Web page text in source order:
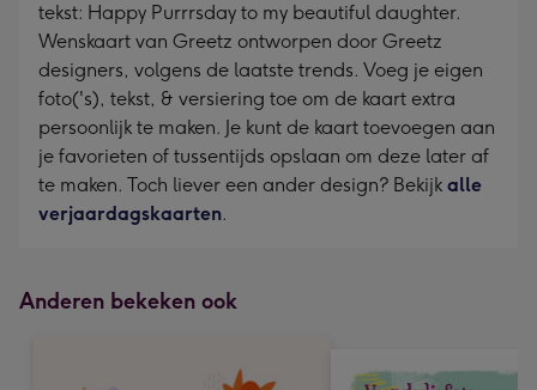
tekst: Happy Purrrsday to my beautiful daughter.
Wenskaart van Greetz ontworpen door Greetz
designers, volgens de laatste trends. Voeg je eigen
foto('s), tekst, & versiering toe om de kaart extra
persoonlijk te maken. Je kunt de kaart toevoegen aan
je favorieten of tussentijds opslaan om deze later af
te maken. Toch liever een ander design? Bekijk alle
verjaardagskaarten.
Anderen bekeken ook